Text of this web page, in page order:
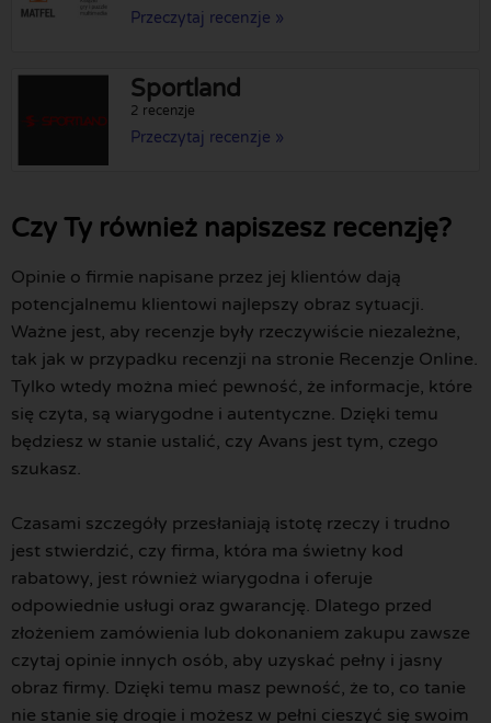
Przeczytaj recenzje »
Sportland
2 recenzje
Przeczytaj recenzje »
Czy Ty również napiszesz recenzję?
Opinie o firmie napisane przez jej klientów dają
potencjalnemu klientowi najlepszy obraz sytuacji.
Ważne jest, aby recenzje były rzeczywiście niezależne,
tak jak w przypadku recenzji na stronie Recenzje Online.
Tylko wtedy można mieć pewność, że informacje, które
się czyta, są wiarygodne i autentyczne. Dzięki temu
będziesz w stanie ustalić, czy Avans jest tym, czego
szukasz.
Czasami szczegóły przesłaniają istotę rzeczy i trudno
jest stwierdzić, czy firma, która ma świetny kod
rabatowy, jest również wiarygodna i oferuje
odpowiednie usługi oraz gwarancję. Dlatego przed
złożeniem zamówienia lub dokonaniem zakupu zawsze
czytaj opinie innych osób, aby uzyskać pełny i jasny
obraz firmy. Dzięki temu masz pewność, że to, co tanie
nie stanie się drogie i możesz w pełni cieszyć się swoim